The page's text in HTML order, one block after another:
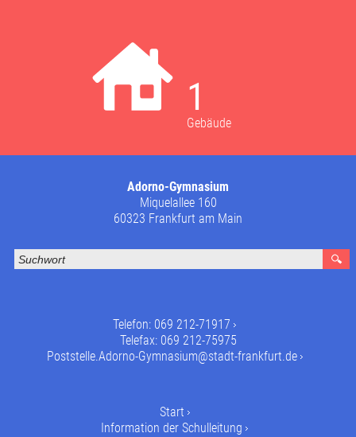
1
Gebäude
Adorno-Gymnasium
Miquelallee 160
60323 Frankfurt am Main
Telefon: 069 212-71917
Telefax: 069 212-75975
Poststelle.Adorno-Gymnasium@stadt-frankfurt.de
Start
Information der Schulleitung